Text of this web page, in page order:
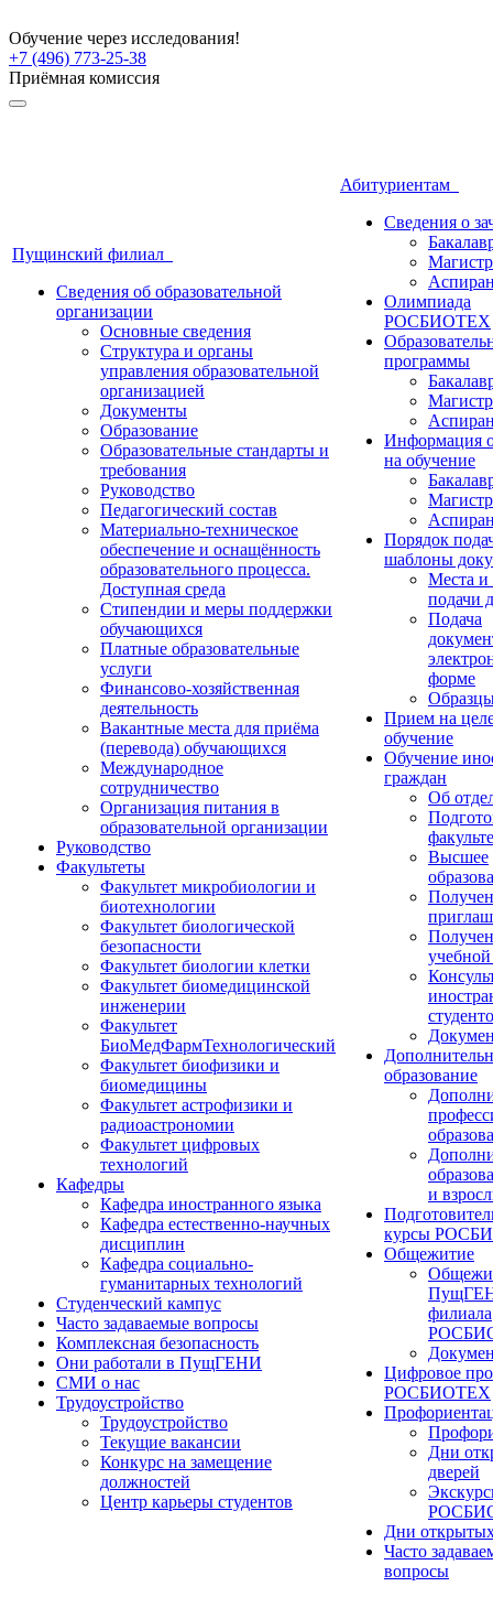
Обучение через исследования!
+7 (496) 773-25-38
Приёмная комиссия
Пущинский филиал
Сведения об образовательной
организации
Основные сведения
Структура и органы
управления образовательной
организацией
Документы
Образование
Образовательные стандарты и
требования
Руководство
Педагогический состав
Материально-техническое
обеспечение и оснащённость
образовательного процесса.
Доступная среда
Стипендии и меры поддержки
обучающихся
Платные образовательные
услуги
Финансово-хозяйственная
деятельность
Вакантные места для приёма
(перевода) обучающихся
Международное
сотрудничество
Организация питания в
образовательной организации
Руководство
Факультеты
Факультет микробиологии и
биотехнологии
Факультет биологической
безопасности
Факультет биологии клетки
Факультет биомедицинской
инженерии
Факультет
БиоМедФармТехнологический
Факультет биофизики и
биомедицины
Факультет астрофизики и
радиоастрономии
Факультет цифровых
технологий
Кафедры
Кафедра иностранного языка
Кафедра естественно-научных
дисциплин
Кафедра социально-
гуманитарных технологий
Студенческий кампус
Часто задаваемые вопросы
Комплексная безопасность
Они работали в ПущГЕНИ
СМИ о нас
Трудоустройство
Трудоустройство
Текущие вакансии
Конкурс на замещение
должностей
Центр карьеры студентов
Абитуриентам
Сведения о
Олимпиада
РОСБИОТЕХ
программы
Информация
на обучение
Порядок
шаблоны
Места и
подачи
Подача
форме
Прием на
обучение
Обучение
граждан
Об
Высшее
образование
и
курсы
Общежитие
филиала
Цифровое
РОСБИОТЕХ
Дни
дверей
Дни
Часто
вопросы